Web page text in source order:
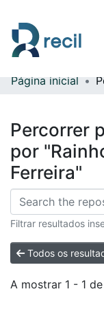
Comunidades &
Página inicial
Percorrer
por
Ferreira"
Filtrar resultados
Todos os
A mostrar 1 - 1 de